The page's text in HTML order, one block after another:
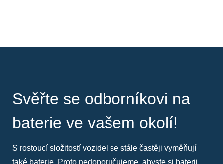
Svěřte se odborníkovi na
baterie ve vašem okolí!
S rostoucí složitostí vozidel se stále častěji vyměňují
také baterie. Proto nedoporučujeme, abyste si baterii